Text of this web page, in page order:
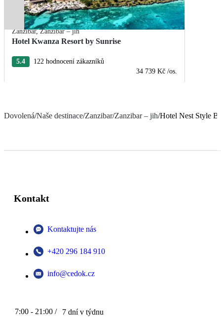
Zanzibar,Zanzibar – jih
Hotel Kwanza Resort by Sunrise
5.4
122 hodnocení zákazníků
34 739 Kč /os.
Dovolená/Naše destinace/Zanzibar/Zanzibar – jih/Hotel Nest Style
Kontakt
Kontaktujte nás
+420 296 184 910
info@cedok.cz
7:00 - 21:00 / 7 dní v týdnu